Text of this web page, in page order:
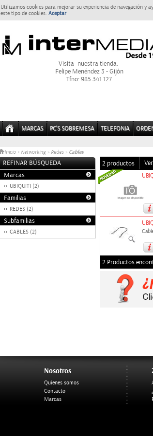
Utilizamos cookies para mejorar su experiencia de navegación
este tipo de cookies. Aceptar
Visita nuestra tienda:
Felipe Menéndez 3 - Gijón
Tfno: 985 341 127
MARCAS PC'S SOBREMESA TELEFONIA
Inicio > Networking» Redes » Cables
REFINAR BÚSQUEDA
Marcas
UBIQUITI (2)
Familias
REDES (2)
Subfamilias
CABLES (2)
2 productos
2 Productos
Nosotros
Quienes somos
Contacto
Marcas